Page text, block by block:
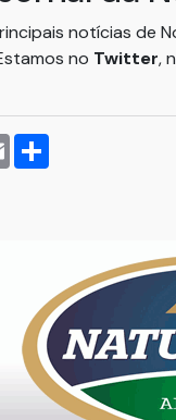
notícias de
no Twitter,
Email